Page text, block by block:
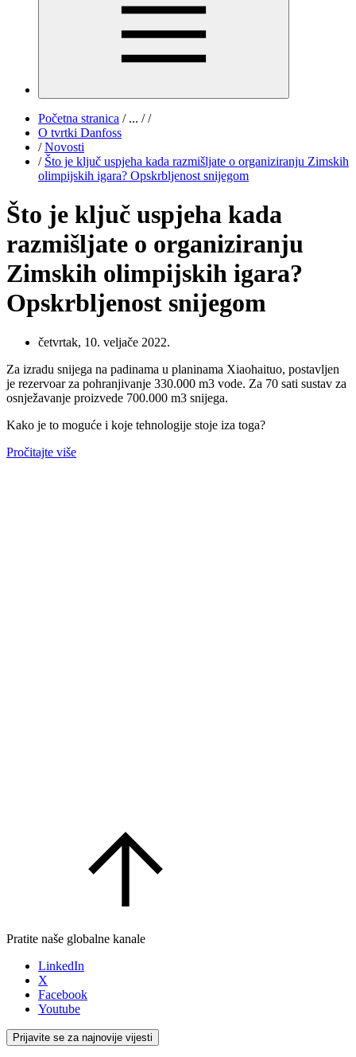
Početna stranica /... / /
O tvrtki Danfoss
/ Novosti
/ Što je ključ uspjeha kada razmišljate o organiziranju Zimskih
olimpijskih igara? Opskrbljenost snijegom
Što je ključ uspjeha kada
razmišljate o organiziranju
Zimskih olimpijskih igara?
Opskrbljenost snijegom
četvrtak, 10. veljače 2022.
Za izradu snijega na padinama u planinama Xiaohaituo, postavljen
je rezervoar za pohranjivanje 330.000 m3 vode. Za 70 sati sustav za
osnježavanje proizvede 700.000 m3 snijega.
Kako je to moguće i koje tehnologije stoje iza toga?
Pročitajte više
Pratite naše globalne kanale
LinkedIn
X
Facebook
Youtube
Prijavite se za najnovije vijesti